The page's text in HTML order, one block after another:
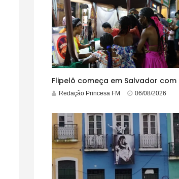
Redação Princesa FM 06/08/2026